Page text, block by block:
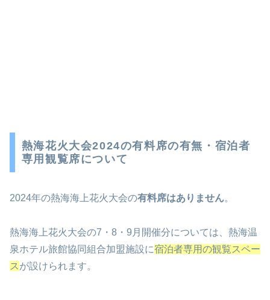
熱海花火大会2024の有料席の有無・宿泊者
専用観覧席について
2024年の熱海海上花火大会の有料席はありません。
熱海海上花火大会の7・8・9月開催分については、熱海温
泉ホテル旅館協同組合加盟施設に宿泊者専用の観覧スペー
ス が設けられます。